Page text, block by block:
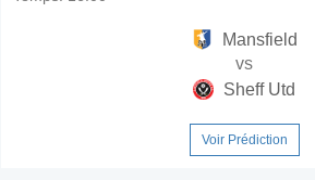
Mansfield
vs
Sheff Utd
Voir Prédiction